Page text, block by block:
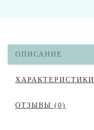
ОПИСАНИЕ
ХАРАКТЕРИСТИКИ
ОТЗЫВЫ (0)